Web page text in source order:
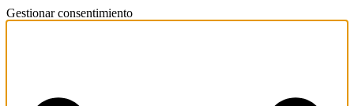
Gestionar consentimiento